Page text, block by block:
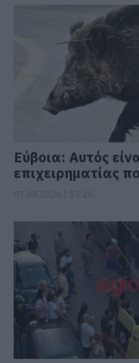
Εύβοια: Αυτός
επιχειρηματίας